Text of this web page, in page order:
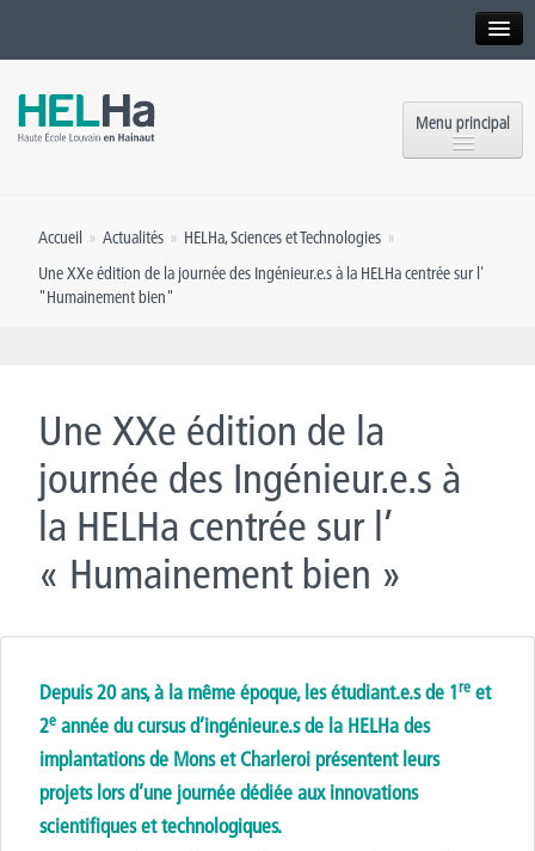
Formation continue et Recherche
Menu principal
Rencontrez-nous
Inscriptions
Accueil » Actualités » HELHa,Sciences et Technologies »
Une XXe édition de la journée des Ingénieur.e.s à la HELHa centrée sur l'
"Humainement bien"
Une XXe édition de la
journée des Ingénieur.e.s à
la HELHa centrée sur l’
« Humainement bien »
Depuis 20 ans, à la même époque, les étudiant.e.s de 1re et
2e année du cursus d’ingénieur.e.s de la HELHa des
implantations de Mons et Charleroi présentent leurs
projets lors d’une journée dédiée aux innovations
scientifiques et technologiques.